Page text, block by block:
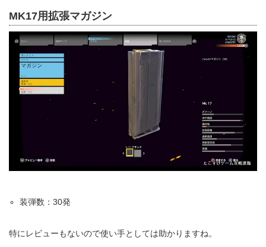
MK17用拡張マガジン
装弾数：30発
特にレビューもないので使い手としては助かりますね。